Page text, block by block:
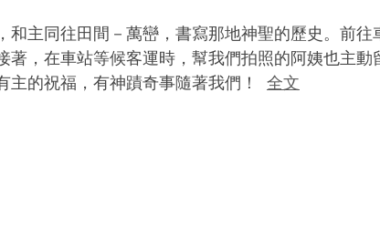
主同往田間－萬巒，書寫那地神聖的歷史。前往
，在車站等候客運時，幫我們拍照的阿姨也主動
主的祝福，有神蹟奇事隨著我們！ 全文